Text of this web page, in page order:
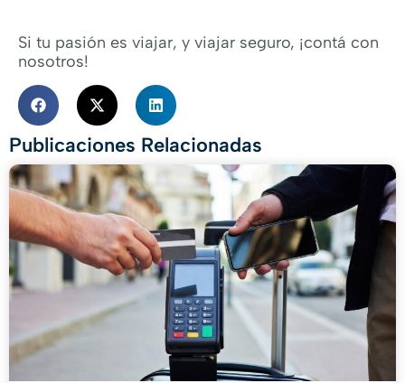
Si tu pasión es viajar, y viajar seguro, ¡contá con
nosotros!
Publicaciones Relacionadas